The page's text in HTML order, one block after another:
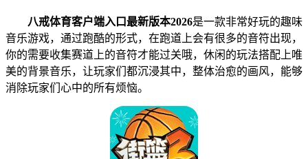
八戒体育客户端入口最新版本2026是一款非常好玩的趣味
音乐游戏，通过跑酷的形式，在跑道上会有很多的音符出现，
你的需要收集赛道上的音符才能过关哦，休闲的玩法搭配上唯
美的背景音乐，让玩家们都沉浸其中，整体治愈的画风，能够
消除玩家们心中的所有烦恼。